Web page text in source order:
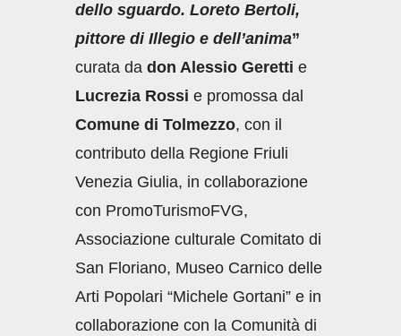
dello sguardo. Loreto Bertoli,
pittore di Illegio e dell’anima”
curata da don Alessio Geretti e
Lucrezia Rossi e promossa dal
Comune di Tolmezzo, con il
contributo della Regione Friuli
Venezia Giulia, in collaborazione
con PromoTurismoFVG,
Associazione culturale Comitato di
San Floriano, Museo Carnico delle
Arti Popolari “Michele Gortani” e in
collaborazione con la Comunità di